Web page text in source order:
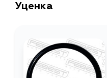
Уценка